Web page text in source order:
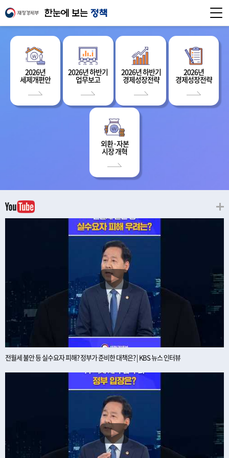
2026년
세제개편안
2026년 하반기
업무보고
2026년 하반기
경제성장전략
2026년
경제성장전략
외환·자본
시장 개혁
전월세 불안 등 실수요자 피해? 정부가 준비한 대책은? | KBS 뉴스 인터뷰